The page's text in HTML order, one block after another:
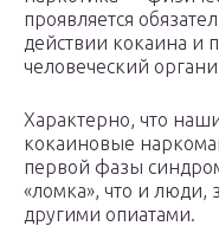
проявляется
действии кокаина и
человеческий
Характерно, что
кокаиновые
первой фазы
«ломка», что и
другими опиатами.